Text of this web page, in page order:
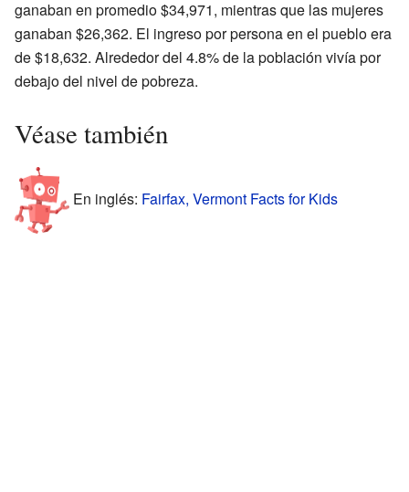
ganaban en promedio $34,971, mientras que las mujeres
ganaban $26,362. El ingreso por persona en el pueblo era
de $18,632. Alrededor del 4.8% de la población vivía por
debajo del nivel de pobreza.
Véase también
En inglés: Fairfax, Vermont Facts for Kids